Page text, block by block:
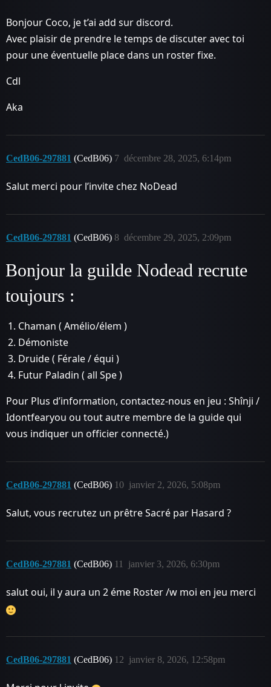
Bonjour Coco, je t’ai add sur discord.
Avec plaisir de prendre le temps de discuter avec toi
pour une éventuelle place dans un roster fixe.
Cdl
Aka
CedB06-297881 (CedB06) décembre 28, 2025, 6:14pm
7
Salut merci pour l’invite chez NoDead
CedB06-297881 (CedB06) décembre 29, 2025, 2:09pm
8
Bonjour la guilde Nodead recrute
toujours :
Chaman ( Amélio/élem )
Démoniste
Druide ( Férale / équi )
Futur Paladin ( all Spe )
Pour Plus d’information, contactez-nous en jeu : Shînji /
Idontfearyou ou tout autre membre de la guide qui
vous indiquer un officier connecté.)
CedB06-297881 (CedB06) janvier 2, 2026, 5:08pm
10
Salut, vous recrutez un prêtre Sacré par Hasard ?
CedB06-297881 (CedB06) janvier 3, 2026, 6:30pm
11
salut oui, il y aura un 2 éme Roster /w moi en jeu merci
CedB06-297881 (CedB06) janvier 8, 2026, 12:58pm
12